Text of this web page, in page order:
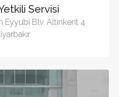
Servisi
Eyyubi Blv. Altınkent 4